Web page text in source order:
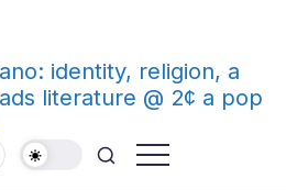
identity, religion, a
literature @ 2¢ a pop